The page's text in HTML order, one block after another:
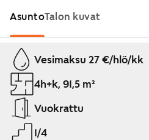
AsuntoTalon kuvat
Näytetään dia 1 / 1
Vesimaksu 27 €/hlö/kk
4h+k, 91,5 m²
Vuokrattu
1/4